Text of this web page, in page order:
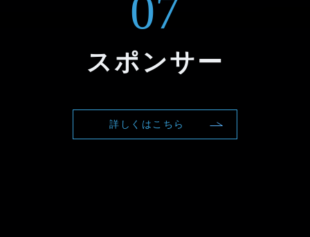
07
スポンサー
詳しくはこちら